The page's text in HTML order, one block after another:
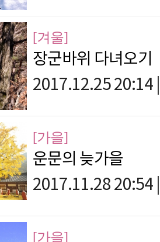
[겨울]
장군바위 다녀오기
2017.12.25 20:14
[가을]
운문의 늦가을
2017.11.28 20:54
[가을]